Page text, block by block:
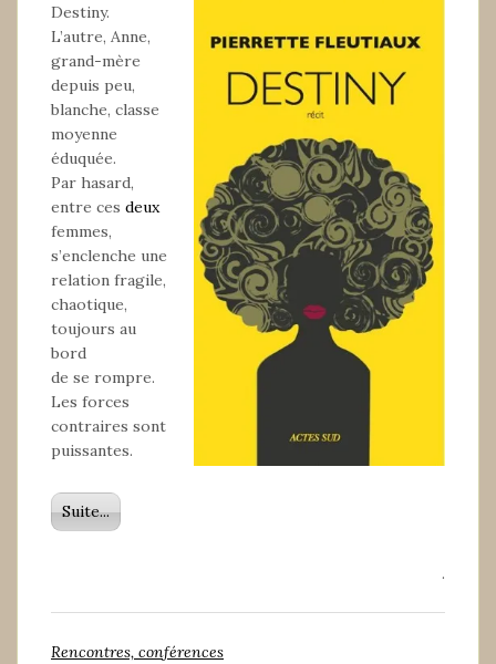
Destiny.
L’autre, Anne,
grand-mère
depuis peu,
blanche, classe
moyenne
éduquée.
Par hasard,
entre ces deux
femmes,
s’enclenche une
relation fragile,
chaotique,
toujours au
bord
de se rompre.
Les forces
contraires sont
puissantes.
Suite...
.
Rencontres, conférences